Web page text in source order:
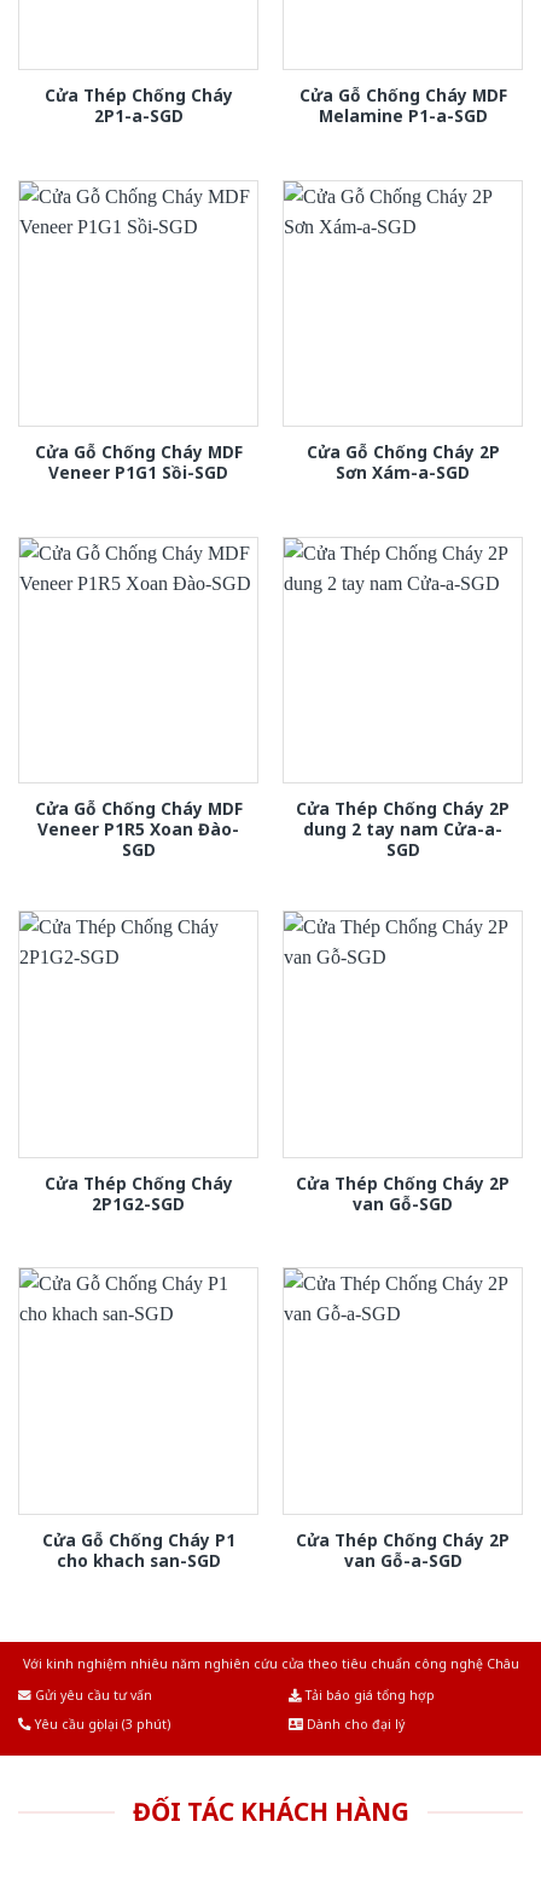
Cửa Thép Chống Cháy
2P1-a-SGD
Cửa Gỗ Chống Cháy MDF
Melamine P1-a-SGD
Cửa Gỗ Chống Cháy MDF
Veneer P1G1 Sồi-SGD
Cửa Gỗ Chống Cháy 2P
Sơn Xám-a-SGD
Cửa Gỗ Chống Cháy MDF
Veneer P1R5 Xoan Đào-
SGD
Cửa Thép Chống Cháy 2P
dung 2 tay nam Cửa-a-
SGD
Cửa Thép Chống Cháy
2P1G2-SGD
Cửa Thép Chống Cháy 2P
van Gỗ-SGD
Cửa Gỗ Chống Cháy P1
cho khach san-SGD
Cửa Thép Chống Cháy 2P
van Gỗ-a-SGD
Với kinh nghiệm nhiêu năm nghiên cứu cửa theo tiêu chuẩn công nghệ Châu
Gửi yêu cầu tư vấn
Tải báo giá tổng hợp
Yêu cầu gọi lại (3 phút)
Dành cho đại lý
ĐỐI TÁC KHÁCH HÀNG